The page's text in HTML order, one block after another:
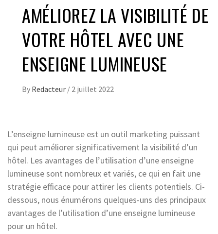
AMÉLIOREZ LA VISIBILITÉ DE
VOTRE HÔTEL AVEC UNE
ENSEIGNE LUMINEUSE
By Redacteur / 2 juillet 2022
L’enseigne lumineuse est un outil marketing puissant
qui peut améliorer significativement la visibilité d’un
hôtel. Les avantages de l’utilisation d’une enseigne
lumineuse sont nombreux et variés, ce qui en fait une
stratégie efficace pour attirer les clients potentiels. Ci-
dessous, nous énumérons quelques-uns des principaux
avantages de l’utilisation d’une enseigne lumineuse
pour un hôtel.